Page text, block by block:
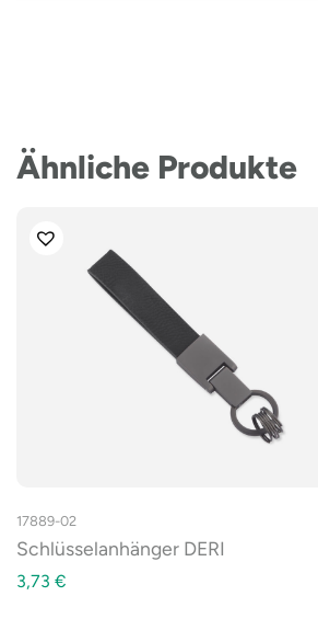
Ähnliche Produkte
17889-02
Schlüsselanhänger DERI
3,73 €